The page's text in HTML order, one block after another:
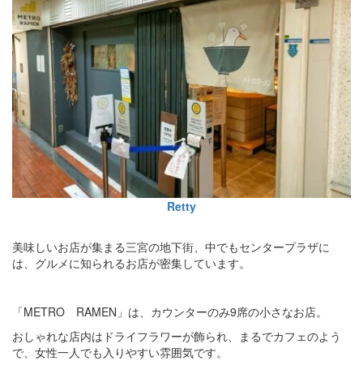
Retty
美味しいお店が集まる三宮の地下街、中でもセンタープラザに
は、グルメに知られるお店が密集しています。
「METRO RAMEN」は、カウンターのみ9席の小さなお店。
おしゃれな店内はドライフラワーが飾られ、まるでカフェのよう
で、女性一人でも入りやすい雰囲気です。